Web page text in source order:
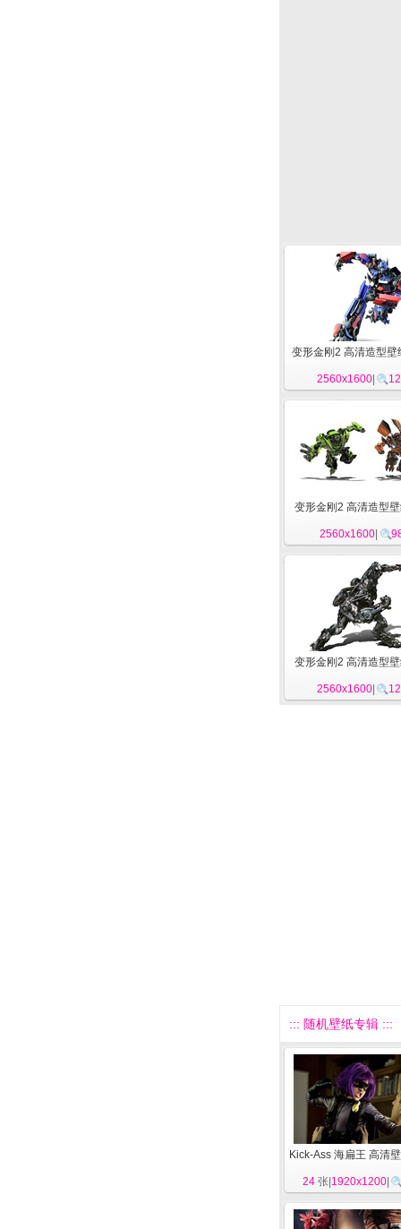
变形金刚2 高清造型壁
2560x1600
变形金刚2 高清造型
2560x1600
变形金刚2 高清造型
2560x1600
::: 随机壁纸专辑 :::
Kick-Ass 海扁王 高清
24 张| 1920x1200